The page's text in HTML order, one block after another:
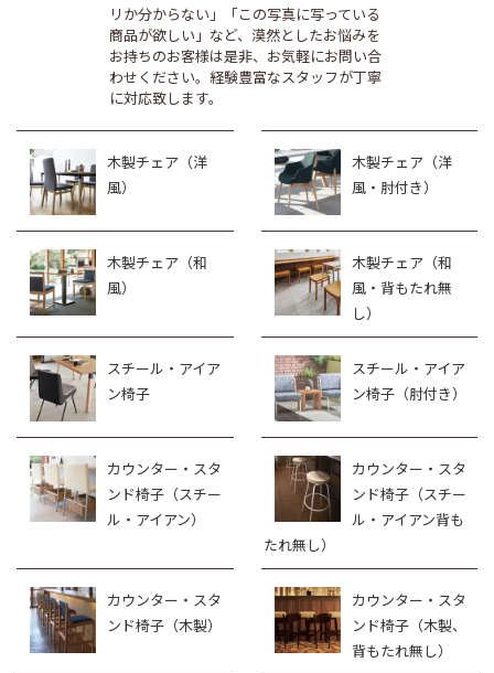
リか分からない」「この写真に写っている
商品が欲しい」など、漠然としたお悩みを
お持ちのお客様は是非、お気軽にお問い合
わせください。経験豊富なスタッフが丁寧
に対応致します。
木製チェア（洋
風）
木製チェア（洋
風・肘付き）
木製チェア（和
風）
木製チェア（和
風・背もたれ無
し）
スチール・アイア
ン椅子
スチール・アイア
ン椅子（肘付き）
カウンター・スタ
ンド椅子（スチー
ル・アイアン）
カウンター・スタ
ンド椅子（スチー
ル・アイアン背も
たれ無し）
カウンター・スタ
ンド椅子（木製）
カウンター・スタ
ンド椅子（木製、
背もたれ無し）